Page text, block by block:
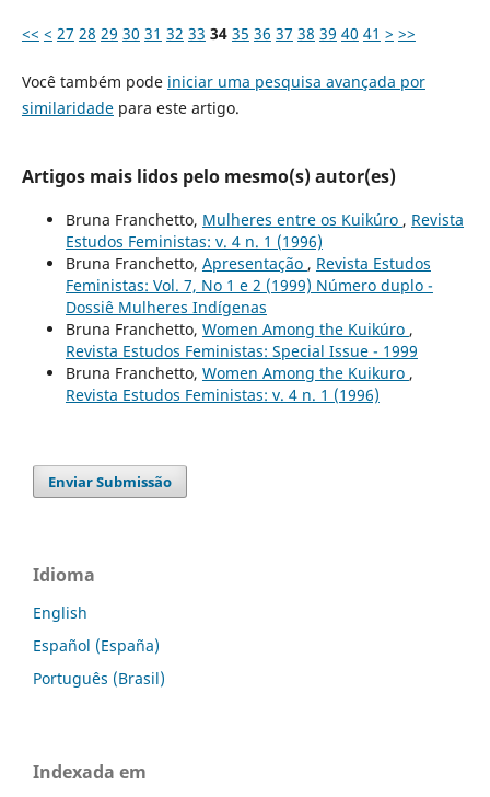
<< < 27 28 29 30 31 32 33 34 35 36 37 38 39 40 41 > >>
Você também pode iniciar uma pesquisa avançada por
similaridadepara este artigo.
Artigos mais lidos pelo mesmo(s) autor(es)
Bruna Franchetto, Mulheres entre os Kuikúro , Revista
Estudos Feministas: v. 4 n. 1 (1996)
Bruna Franchetto, Apresentação , Revista Estudos
Feministas: Vol. 7, No 1 e 2 (1999) Número duplo -
Dossiê Mulheres Indígenas
Bruna Franchetto, Women Among the Kuikúro ,
Revista Estudos Feministas: Special Issue - 1999
Bruna Franchetto, Women Among the Kuikuro ,
Revista Estudos Feministas: v. 4 n. 1 (1996)
Enviar Submissão
Idioma
English
Español (España)
Português (Brasil)
Indexada em